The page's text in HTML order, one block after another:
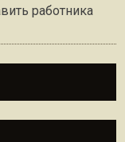
работника